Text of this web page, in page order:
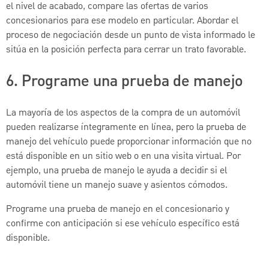
el nivel de acabado, compare las ofertas de varios
concesionarios para ese modelo en particular. Abordar el
proceso de negociación desde un punto de vista informado le
sitúa en la posición perfecta para cerrar un trato favorable.
6. Programe una prueba de manejo
La mayoría de los aspectos de la compra de un automóvil
pueden realizarse íntegramente en línea, pero la prueba de
manejo del vehículo puede proporcionar información que no
está disponible en un sitio web o en una visita virtual. Por
ejemplo, una prueba de manejo le ayuda a decidir si el
automóvil tiene un manejo suave y asientos cómodos.
Programe una prueba de manejo en el concesionario y
confirme con anticipación si ese vehículo específico está
disponible.